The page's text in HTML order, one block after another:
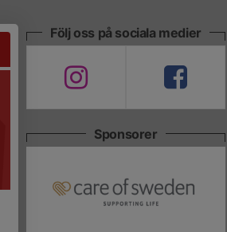
Följ oss på sociala medier
Sponsorer